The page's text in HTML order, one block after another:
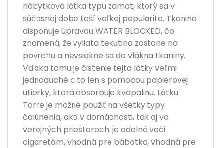
nábytková látka typu zamat, ktorý sa v
súčasnej dobe teší veľkej popularite. Tkanina
disponuje úpravou WATER BLOCKED, čo
znamená, že vyliata tekutina zostane na
povrchu a nevsiakne sa do vlákna tkaniny.
Vďaka tomu je čistenie tejto látky veľmi
jednoduché a to len s pomocou papierovej
utierky, ktorá absorbuje kvapalinu. Látku
Torre je možné použiť na všetky typy
čalúnenia, ako v domácnosti, tak aj vo
verejných priestoroch. je odolná voči
cigaretám, vhodná pre bábätka, vhodná pre